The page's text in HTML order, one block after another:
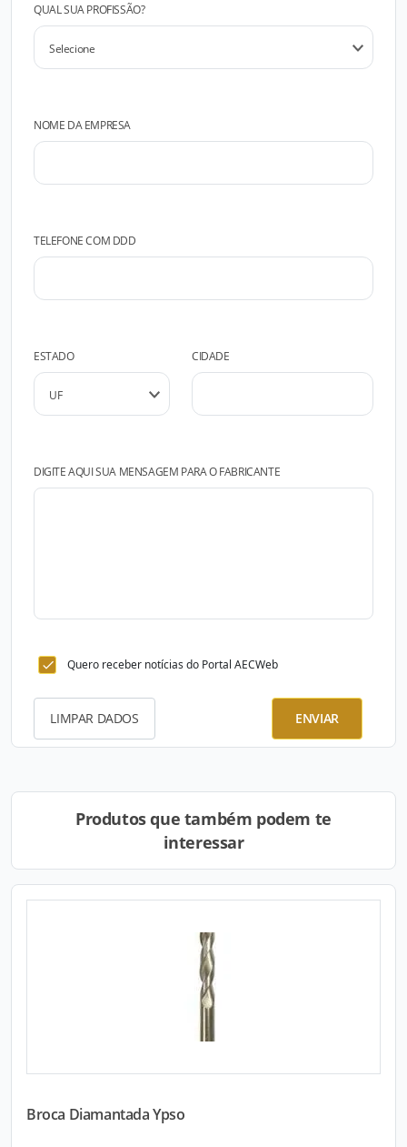
QUAL SUA PROFISSÃO?
NOME DA EMPRESA
TELEFONE COM DDD
ESTADO CIDADE
DIGITE AQUI SUA MENSAGEM PARA O FABRICANTE
Quero receber notícias do Portal AECWeb
LIMPAR DADOS ENVIAR
Produtos que também podem te
interessar
Broca Diamantada Ypso